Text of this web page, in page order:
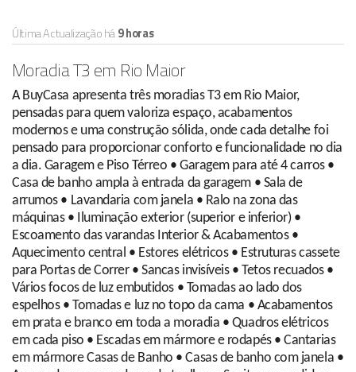
Última Actualização há9 horas
Moradia T3 em Rio Maior
A BuyCasa apresenta três moradias T3 em Rio Maior,
pensadas para quem valoriza espaço, acabamentos
modernos e uma construção sólida, onde cada detalhe foi
pensado para proporcionar conforto e funcionalidade no dia
a dia. Garagem e Piso Térreo • Garagem para até 4 carros •
Casa de banho ampla à entrada da garagem • Sala de
arrumos • Lavandaria com janela • Ralo na zona das
máquinas • Iluminação exterior (superior e inferior) •
Escoamento das varandas Interior & Acabamentos •
Aquecimento central • Estores elétricos • Estruturas cassete
para Portas de Correr • Sancas invisíveis • Tetos recuados •
Vários focos de luz embutidos • Tomadas ao lado dos
espelhos • Tomadas e luz no topo da cama • Acabamentos
em prata e branco em toda a moradia • Quadros elétricos
em cada piso • Escadas em mármore e rodapés • Cantarias
em mármore Casas de Banho • Casas de banho com janela •